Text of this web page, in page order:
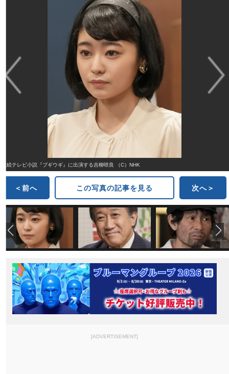
連続テレビ小説『ブギウギ』に出演する吉柳咲良 （C）NHK
＜前へ この写真の記事を見る 次へ＞
[ADVERTISEMENT]